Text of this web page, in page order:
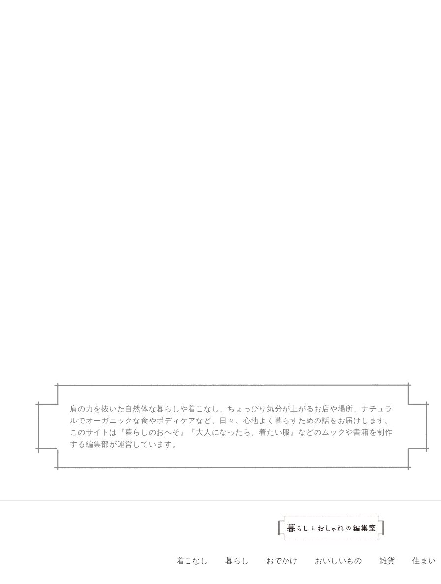
肩の力を抜いた自然体な暮らしや着こなし、ちょっぴり気分が上がるお店や場所、ナチュラ
ルでオーガニックな食やボディケアなど、日々、心地よく暮らすための話をお届けします。
このサイトは『暮らしのおへそ』『大人になったら、着たい服』などのムックや書籍を制作
する編集部が運営しています。
着こなし 暮らし おでかけ おいしいもの 雑貨 住まい